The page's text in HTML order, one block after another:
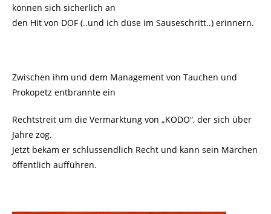
können sich sicherlich an
den Hit von DÖF (..und ich düse im Sauseschritt..) erinnern.
Zwischen ihm und dem Management von Tauchen und
Prokopetz entbrannte ein
Rechtstreit um die Vermarktung von „KODO“, der sich über
Jahre zog.
Jetzt bekam er schlussendlich Recht und kann sein Märchen
öffentlich aufführen.